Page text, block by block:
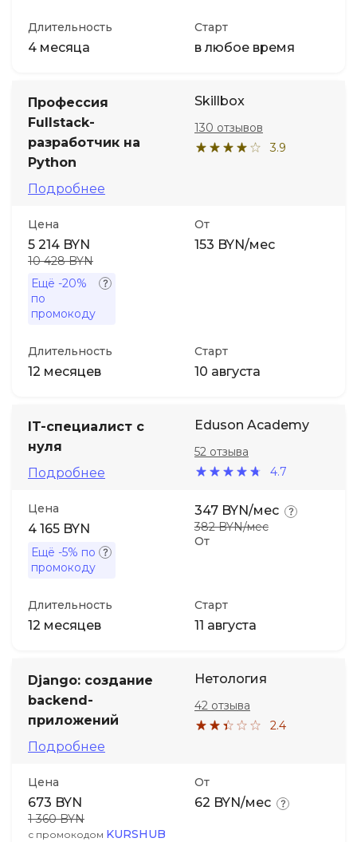
Длительность
4 месяца
Старт
в любое время
Профессия
Fullstack-
разработчик на
Python
Подробнее
Skillbox
3.9
130 отзывов
Цена
5 214 BYN
10 428 BYN
Ещё -20%
по
промокоду
От
153 BYN/мес
Длительность
12 месяцев
Старт
10 августа
IT-специалист с
нуля
Подробнее
Eduson Academy
4.7
52 отзыва
Цена
4 165 BYN
Ещё -5% по
промокоду
От
347 BYN/мес
382 BYN/мес
Длительность
12 месяцев
Старт
11 августа
Django: создание
backend-
приложений
Подробнее
Нетология
2.4
42 отзыва
Цена
673 BYN
1 360 BYN
с промокодом KURSHUB
От
62 BYN/мес